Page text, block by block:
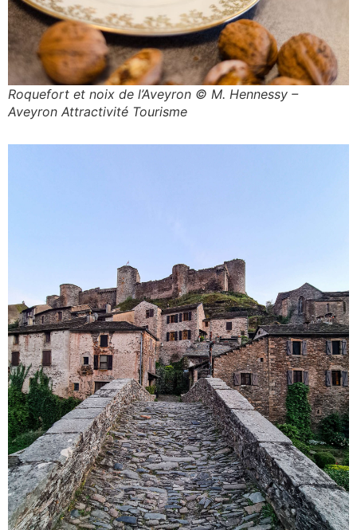
Roquefort et noix de l’Aveyron © M. Hennessy –
Aveyron Attractivité Tourisme